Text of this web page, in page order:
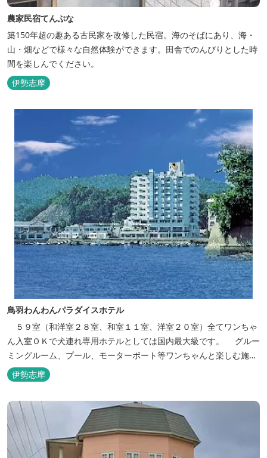
農家民宿てんぷな
築150年超の趣ある古民家を改修した民宿。海のそばにあり、海・
山・畑などで様々な自然体験ができます。田舎でのんびりとした時
間を楽しんでください。
伊勢志摩
鳥羽わんわんパラダイスホテル
５９室（和洋室２８室、和室１１室、洋室２０室）全てワンちゃ
ん入室ＯＫで犬連れ専用ホテルとしては国内最大級です。 グルー
ミングルーム、プール、モーターボート等ワンちゃんと楽しむ施設
も充実しています。
伊勢志摩